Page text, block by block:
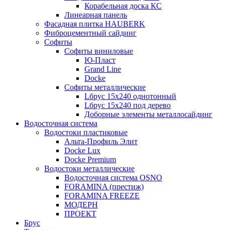
Корабельная доска КС
Линеарная панель
Фасадная плитка HAUBERK
Фиброцементный сайдинг
Софиты
Софиты виниловые
Ю-Пласт
Grand Line
Docke
Софиты металлические
Lбрус 15x240 однотонный
Lбрус 15x240 под дерево
Доборные элементы металлосайдинг
Водосточная система
Водостоки пластиковые
Альта-Профиль Элит
Docke Lux
Docke Premium
Водостоки металлические
Водосточная система OSNO
FORAMINA (престиж)
FORAMINA FREEZE
МОДЕРН
ПРОЕКТ
Брус